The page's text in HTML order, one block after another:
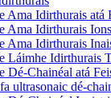
Ama Idirthurais
Ama Idirthurais
Ama Idirthurais
Láimhe Idirthurais
Dé-Chainéal atá
ultrasonaic dé-